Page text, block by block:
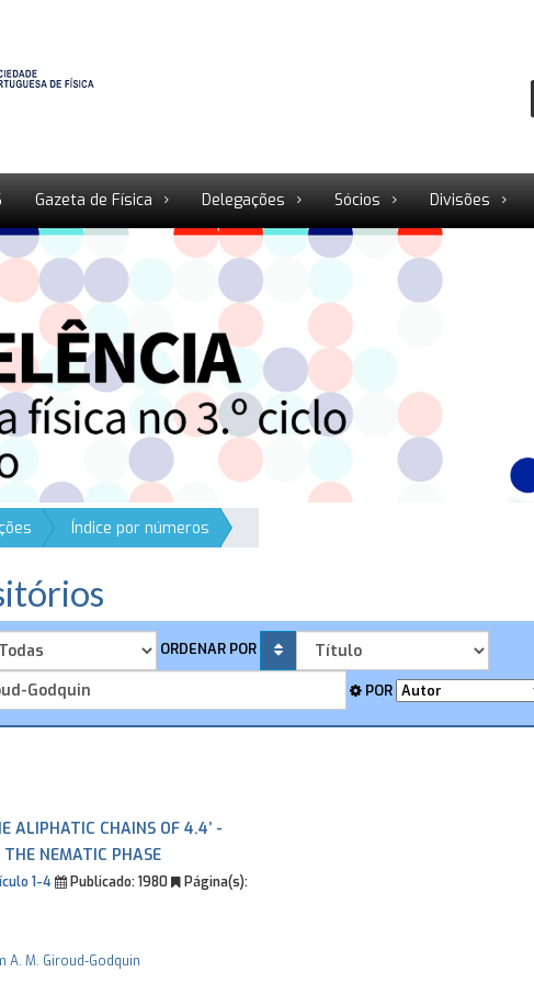
Gazeta de Física Delegações Sócios Divisões
Índice por números
ORDENAR POR
POR
ALIPHATIC CHAINS OF 4.4’ -
THE NEMATIC PHASE
1-4 Publicado:1980
Página(s):
A. M. Giroud-Godquin